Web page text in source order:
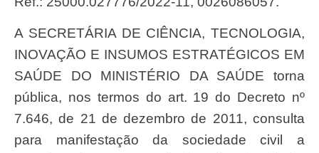
A SECRETÁRIA DE CIÊNCIA, TECNOLOGIA,
INOVAÇÃO E INSUMOS ESTRATÉGICOS EM
SAÚDE DO MINISTÉRIO DA SAÚDE torna
pública, nos termos do art. 19 do Decreto nº
7.646, de 21 de dezembro de 2011, consulta
para manifestação da sociedade civil a